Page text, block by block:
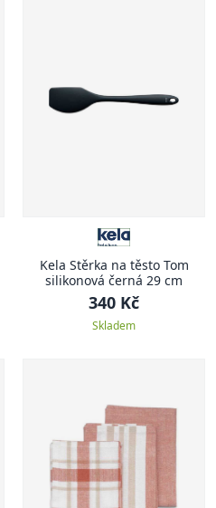
Kela Stěrka na těsto Tom
silikonová černá 29 cm
340 Kč
Skladem